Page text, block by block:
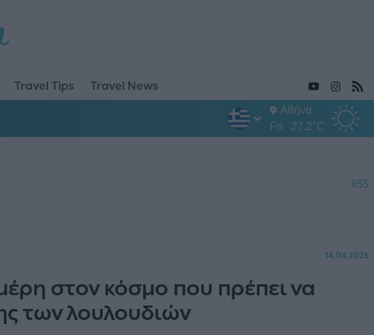
Travel Tips Travel News
Αθήνα
Fri
27.2°C
RSS
14.04.2026
στον κόσμο που πρέπει να
των λουλουδιών